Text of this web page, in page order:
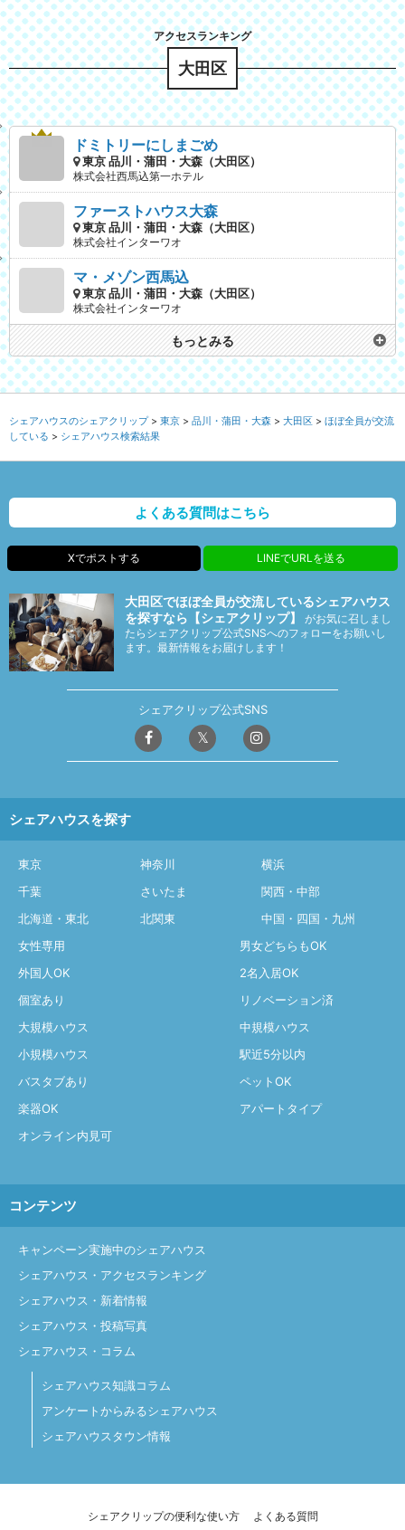
大田区
ドミトリーにしまごめ
東京 品川・蒲田・大森（大田区）
株式会社西馬込第一ホテル
ファーストハウス大森
東京 品川・蒲田・大森（大田区）
株式会社インターワオ
マ・メゾン西馬込
東京 品川・蒲田・大森（大田区）
株式会社インターワオ
もっとみる
シェアハウスのシェアクリップ 東京 品川・蒲田・大森 大田区
ほぼ全員が交流
している
シェアハウス検索結果
よくある質問はこちら
Xでポストする LINEでURLを送る
大田区でほぼ全員が交流しているシェアハウス
を探すなら【シェアクリップ】
がお気に召しまし
たらシェアクリップ公式SNSへのフォローをお願いし
ます。最新情報をお届けします！
シェアクリップ公式SNS
シェアハウスを探す
東京 神奈川
横浜
千葉
さいたま
関西・中部
北海道・東北
北関東
中国・四国・九州
女性専用
男女どちらもOK
外国人OK
2名入居OK
個室あり
リノベーション済
大規模ハウス
中規模ハウス
小規模ハウス
駅近5分以内
バスタブあり
ペットOK
楽器OK
アパートタイプ
オンライン内見可
コンテンツ
キャンペーン実施中のシェアハウス
シェアハウス・アクセスランキング
シェアハウス・新着情報
シェアハウス・投稿写真
シェアハウス・コラム
シェアハウス知識コラム
アンケートからみるシェアハウス
シェアハウスタウン情報
シェアクリップの便利な使い方 よくある質問